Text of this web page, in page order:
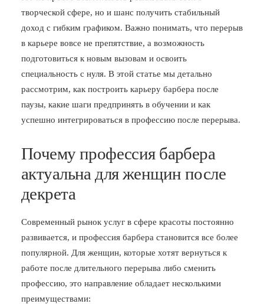
творческой сфере, но и шанс получить стабильный
доход с гибким графиком. Важно понимать, что перерыв
в карьере вовсе не препятствие, а возможность
подготовиться к новым вызовам и освоить
специальность с нуля. В этой статье мы детально
рассмотрим, как построить карьеру барбера после
паузы, какие шаги предпринять в обучении и как
успешно интегрироваться в профессию после перерыва.
Почему профессия барбера
актуальна для женщин после
декрета
Современный рынок услуг в сфере красоты постоянно
развивается, и профессия барбера становится все более
популярной. Для женщин, которые хотят вернуться к
работе после длительного перерыва либо сменить
профессию, это направление обладает несколькими
преимуществами: